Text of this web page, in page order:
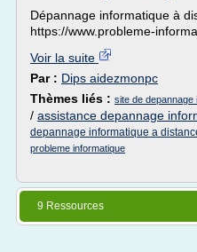
Dépannage informatique à
https://www.probleme-
Voir la suite
Par : Dips aidezmonpc
Thèmes liés : site de depannage
/ assistance depannage
depannage informatique a
probleme informatique
9 Ressources